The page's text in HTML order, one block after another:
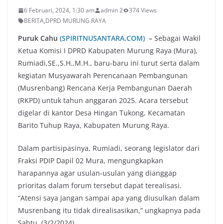
6 Februari, 2024, 1:30 am admin 2
374 Views
BERITA,DPRD MURUNG RAYA
Puruk Cahu (SPIRITNUSANTARA.COM) – Sebagai Wakil
Ketua Komisi I DPRD Kabupaten Murung Raya (Mura),
Rumiadi,SE.,S.H.,M.H., baru-baru ini turut serta dalam
kegiatan Musyawarah Perencanaan Pembangunan
(Musrenbang) Rencana Kerja Pembangunan Daerah
(RKPD) untuk tahun anggaran 2025. Acara tersebut
digelar di kantor Desa Hingan Tukong, Kecamatan
Barito Tuhup Raya, Kabupaten Murung Raya.
Dalam partisipasinya, Rumiadi, seorang legislator dari
Fraksi PDIP Dapil 02 Mura, mengungkapkan
harapannya agar usulan-usulan yang dianggap
prioritas dalam forum tersebut dapat terealisasi.
“Atensi saya jangan sampai apa yang diusulkan dalam
Musrenbang itu tidak direalisasikan,” ungkapnya pada